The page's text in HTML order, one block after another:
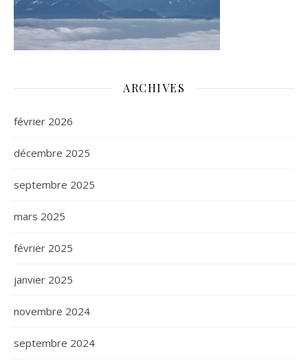
ARCHIVES
février 2026
décembre 2025
septembre 2025
mars 2025
février 2025
janvier 2025
novembre 2024
septembre 2024